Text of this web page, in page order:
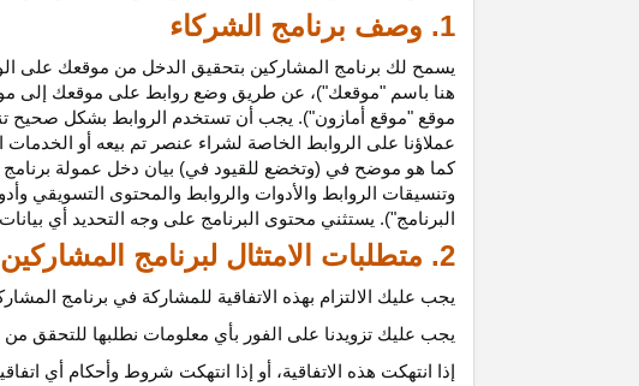
1. وصف برنامج الشركاء
يسمح لك برنامج المشاركين بتحقيق الدخل من موقعك على
هنا باسم "موقعك")، عن طريق وضع روابط على موقعك إلى
موقع "موقع أمازون"). يجب أن تستخدم الروابط بشكل صحيح
عملاؤنا على الروابط الخاصة لشراء عنصر تم بيعه أو
كما هو موضح في (وتخضع للقيود في) بيان دخل عمولة
وتنسيقات الروابط والأدوات والروابط والمحتوى التسويقي
البرنامج"). يستثني محتوى البرنامج على وجه التحديد أي بيانات
2. متطلبات الامتثال لبرنامج المشاركين
يجب عليك الالتزام بهذه الاتفاقية للمشاركة في برنامج
يجب عليك تزويدنا على الفور بأي معلومات نطلبها للتحقق من
إذا انتهكت هذه
الاتفاقية، أو إذا انتهكت شروط وأحكام أي